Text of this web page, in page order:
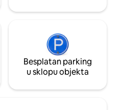
Besplatan parking
u sklopu objekta